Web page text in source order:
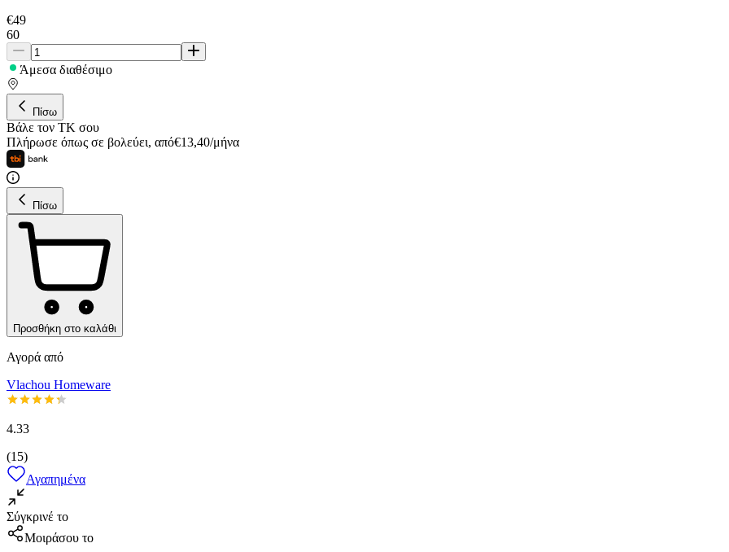
€49
60
Άμεσα διαθέσιμο
Πίσω
Βάλε τον ΤΚ σου
Πλήρωσε όπως σε βολεύει, από€13,40/μήνα
Πίσω
Προσθήκη στο καλάθι
Αγορά από
Vlachou Homeware
4.33
(15)
Αγαπημένα
Σύγκρινέ το
Μοιράσου το